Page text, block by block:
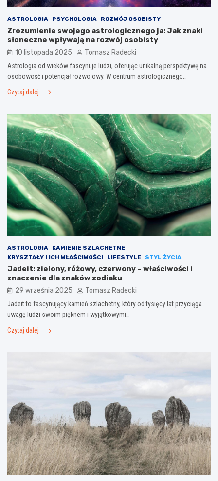
ASTROLOGIA PSYCHOLOGIA ROZWÓJ OSOBISTY
Zrozumienie swojego astrologicznego ja: Jak znaki
słoneczne wpływają na rozwój osobisty
10 listopada 2025 Tomasz Radecki
Astrologia od wieków fascynuje ludzi, oferując unikalną perspektywę na
osobowość i potencjał rozwojowy. W centrum astrologicznego…
Czytaj dalej
ASTROLOGIA
KAMIENIE SZLACHETNE
KRYSZTAŁY I ICH WŁAŚCIWOŚCI
LIFESTYLE STYL ŻYCIA
Jadeit: zielony, różowy, czerwony – właściwości i
znaczenie dla znaków zodiaku
29 września 2025 Tomasz Radecki
Jadeit to fascynujący kamień szlachetny, który od tysięcy lat przyciąga
uwagę ludzi swoim pięknem i wyjątkowymi…
Czytaj dalej